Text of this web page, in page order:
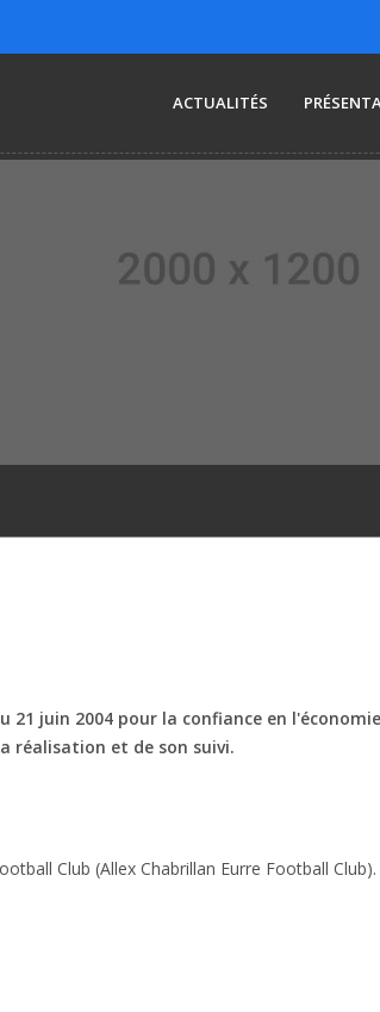
ACTUALITÉS
juin 2004 pour la confiance en
réalisation et de son suivi.
Club (Allex Chabrillan Eurre Football Club).